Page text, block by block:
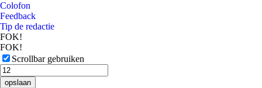
Colofon
Feedback
Tip de redactie
FOK!
FOK!
Scrollbar gebruiken
opslaan